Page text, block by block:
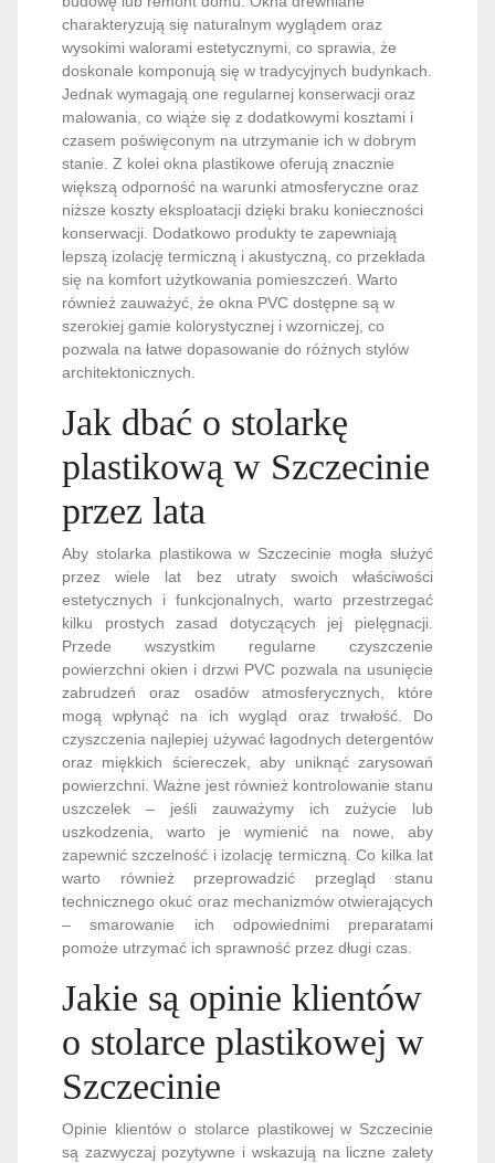
charakteryzują się naturalnym wyglądem oraz
wysokimi walorami estetycznymi, co sprawia, że
doskonale komponują się w tradycyjnych budynkach.
Jednak wymagają one regularnej konserwacji oraz
malowania, co wiąże się z dodatkowymi kosztami i
czasem poświęconym na utrzymanie ich w dobrym
stanie. Z kolei okna plastikowe oferują znacznie
większą odporność na warunki atmosferyczne oraz
niższe koszty eksploatacji dzięki braku konieczności
konserwacji. Dodatkowo produkty te zapewniają
lepszą izolację termiczną i akustyczną, co przekłada
się na komfort użytkowania pomieszczeń. Warto
również zauważyć, że okna PVC dostępne są w
szerokiej gamie kolorystycznej i wzorniczej, co
pozwala na łatwe dopasowanie do różnych stylów
architektonicznych.
Jak dbać o stolarkę
plastikową w Szczecinie
przez lata
Aby stolarka plastikowa w Szczecinie mogła służyć
przez wiele lat bez utraty swoich właściwości
estetycznych i funkcjonalnych, warto przestrzegać
kilku prostych zasad dotyczących jej pielęgnacji.
Przede wszystkim regularne czyszczenie
powierzchni okien i drzwi PVC pozwala na usunięcie
zabrudzeń oraz osadów atmosferycznych, które
mogą wpłynąć na ich wygląd oraz trwałość. Do
czyszczenia najlepiej używać łagodnych detergentów
oraz miękkich ściereczek, aby uniknąć zarysowań
powierzchni. Ważne jest również kontrolowanie stanu
uszczelek – jeśli zauważymy ich zużycie lub
uszkodzenia, warto je wymienić na nowe, aby
zapewnić szczelność i izolację termiczną. Co kilka lat
warto również przeprowadzić przegląd stanu
technicznego okuć oraz mechanizmów otwierających
– smarowanie ich odpowiednimi preparatami
pomoże utrzymać ich sprawność przez długi czas.
Jakie są opinie klientów
o stolarce plastikowej w
Szczecinie
Opinie klientów o stolarce plastikowej w Szczecinie
są zazwyczaj pozytywne i wskazują na liczne zalety